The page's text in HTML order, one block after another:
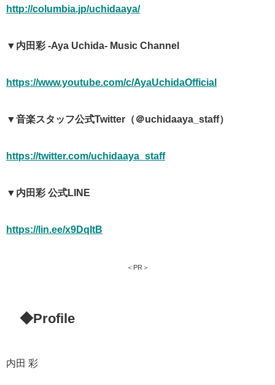
http://columbia.jp/uchidaaya/
▼内田彩 -Aya Uchida- Music Channel
https://www.youtube.com/c/AyaUchidaOfficial
▼音楽スタッフ公式Twitter（＠uchidaaya_staff）
https://twitter.com/uchidaaya_staff
▼内田彩 公式LINE
https://lin.ee/x9DqItB
＜PR＞
◆Profile
内田 彩